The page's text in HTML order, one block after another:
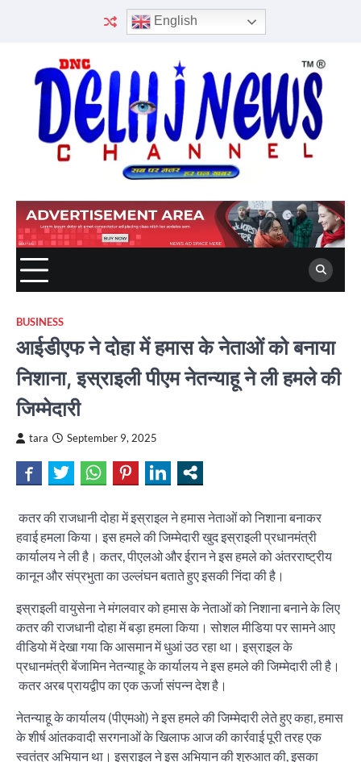
English
BUSINESS
आईडीएफ ने दोहा में हमास के नेताओं को बनाया
निशाना, इस्राइली पीएम नेतन्याहू ने ली हमले की
जिम्मेदारी
tara September 9, 2025
कतर की राजधानी दोहा में इस्राइल ने हमास नेताओं को निशाना बनाकर
हवाई हमला किया। इस हमले की जिम्मेदारी खुद इस्राइली प्रधानमंत्री
कार्यालय ने ली है। कतर, पीएलओ और ईरान ने इस हमले को अंतरराष्ट्रीय
कानून और संप्रभुता का उल्लंघन बताते हुए इसकी निंदा की है।
इस्राइली वायुसेना ने मंगलवार को हमास के नेताओं को निशाना बनाने के लिए
कतर की राजधानी दोहा में बड़ा हमला किया। सोशल मीडिया पर सामने आए
वीडियो में देखा गया कि आसमान में धुआं उठ रहा था। इस्राइल के
प्रधानमंत्री बेंजामिन नेतन्याहू के कार्यालय ने इस हमले की जिम्मेदारी ली है।
कतर अरब प्रायद्वीप का एक ऊर्जा संपन्न देश है।
नेतन्याहू के कार्यालय (पीएमओ) ने इस हमले की जिम्मेदारी लेते हुए कहा, हमास
के शीर्ष आंतकवादी सरगनाओं के खिलाफ आज की कार्रवाई पूरी तरह एक
स्वतंत्र अभियान था। इस्राइल ने इस अभियान की शुरुआत की, इसका